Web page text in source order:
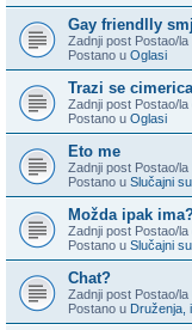
Gay friendlly
Zadnji post Postao/la
Postano u Oglasi
Trazi se
Zadnji post Postao/la
Postano u Oglasi
Eto me
Zadnji post Postao/la
Postano u Slučajni
Možda ipak
Zadnji post Postao/la
Postano u Slučajni
Chat?
Zadnji post Postao/la
Postano u Druženja,